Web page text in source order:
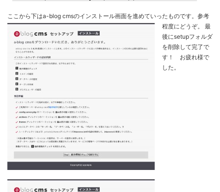
ここから下はa-blog cmsのインストール画面を進めていったものです。参考
程度にどうぞ。 最
後にsetupフォルダ
を削除して完了で
す！ お疲れ様で
した。